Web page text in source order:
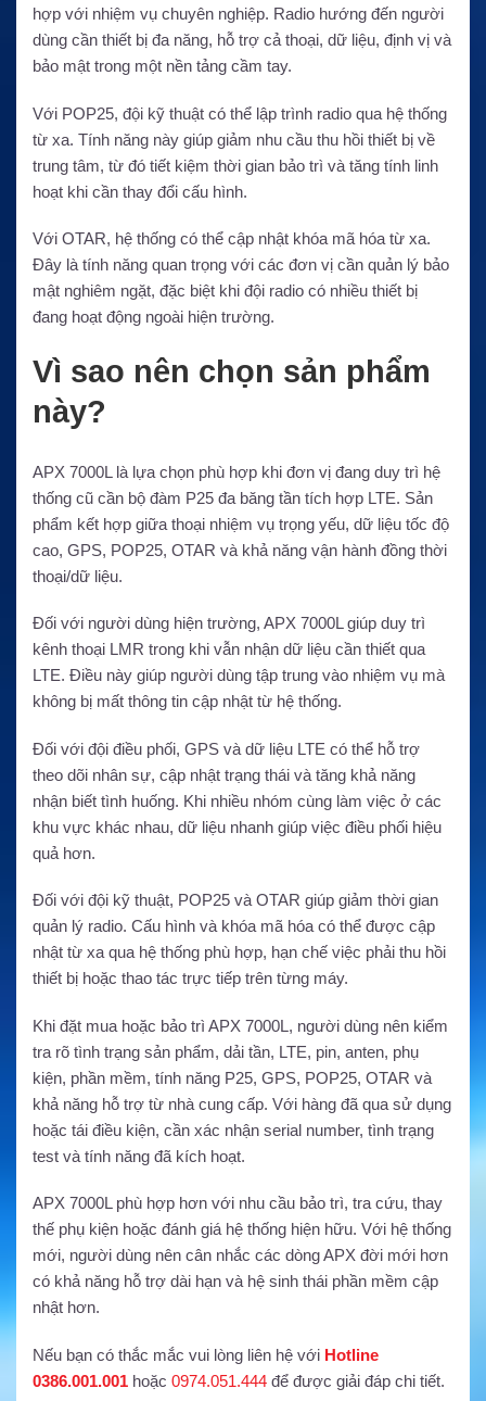
hợp với nhiệm vụ chuyên nghiệp. Radio hướng đến người
dùng cần thiết bị đa năng, hỗ trợ cả thoại, dữ liệu, định vị và
bảo mật trong một nền tảng cầm tay.
Với POP25, đội kỹ thuật có thể lập trình radio qua hệ thống
từ xa. Tính năng này giúp giảm nhu cầu thu hồi thiết bị về
trung tâm, từ đó tiết kiệm thời gian bảo trì và tăng tính linh
hoạt khi cần thay đổi cấu hình.
Với OTAR, hệ thống có thể cập nhật khóa mã hóa từ xa.
Đây là tính năng quan trọng với các đơn vị cần quản lý bảo
mật nghiêm ngặt, đặc biệt khi đội radio có nhiều thiết bị
đang hoạt động ngoài hiện trường.
Vì sao nên chọn sản phẩm
này?
APX 7000L là lựa chọn phù hợp khi đơn vị đang duy trì hệ
thống cũ cần bộ đàm P25 đa băng tần tích hợp LTE. Sản
phẩm kết hợp giữa thoại nhiệm vụ trọng yếu, dữ liệu tốc độ
cao, GPS, POP25, OTAR và khả năng vận hành đồng thời
thoại/dữ liệu.
Đối với người dùng hiện trường, APX 7000L giúp duy trì
kênh thoại LMR trong khi vẫn nhận dữ liệu cần thiết qua
LTE. Điều này giúp người dùng tập trung vào nhiệm vụ mà
không bị mất thông tin cập nhật từ hệ thống.
Đối với đội điều phối, GPS và dữ liệu LTE có thể hỗ trợ
theo dõi nhân sự, cập nhật trạng thái và tăng khả năng
nhận biết tình huống. Khi nhiều nhóm cùng làm việc ở các
khu vực khác nhau, dữ liệu nhanh giúp việc điều phối hiệu
quả hơn.
Đối với đội kỹ thuật, POP25 và OTAR giúp giảm thời gian
quản lý radio. Cấu hình và khóa mã hóa có thể được cập
nhật từ xa qua hệ thống phù hợp, hạn chế việc phải thu hồi
thiết bị hoặc thao tác trực tiếp trên từng máy.
Khi đặt mua hoặc bảo trì APX 7000L, người dùng nên kiểm
tra rõ tình trạng sản phẩm, dải tần, LTE, pin, anten, phụ
kiện, phần mềm, tính năng P25, GPS, POP25, OTAR và
khả năng hỗ trợ từ nhà cung cấp. Với hàng đã qua sử dụng
hoặc tái điều kiện, cần xác nhận serial number, tình trạng
test và tính năng đã kích hoạt.
APX 7000L phù hợp hơn với nhu cầu bảo trì, tra cứu, thay
thế phụ kiện hoặc đánh giá hệ thống hiện hữu. Với hệ thống
mới, người dùng nên cân nhắc các dòng APX đời mới hơn
có khả năng hỗ trợ dài hạn và hệ sinh thái phần mềm cập
nhật hơn.
Nếu bạn có thắc mắc vui lòng liên hệ với Hotline
0386.001.001 hoặc 0974.051.444 để được giải đáp chi tiết.